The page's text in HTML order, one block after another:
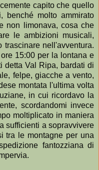
capito che quello
benché molto ammirato
non limonava, cosa che
le ambizioni musicali,
nell'avventura.
15:00 per la lontana e
detta Val Ripa, bardati di
felpe, giacche a vento,
montata l'ultima volta
in cui ricordavo la
scordandomi invece
moltiplicato in maniera
sufficienti a sopravvivere
tra le montagne per una
fantozziana di